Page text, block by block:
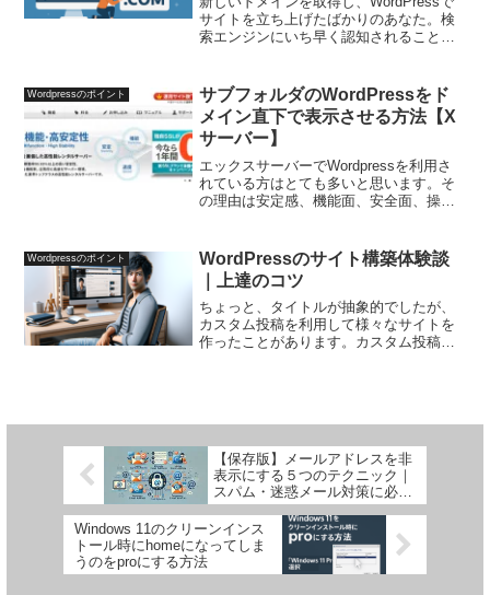
サイトを立ち上げたばかりのあなた。検
索エンジンにいち早く認知されること
イトを迅速に検索結果に表示させるため
の具体的な手順を丁...
Wordpressのポイント
サブフォルダのWordPressをド
メイン直下で表示させる方法【X
サーバー】
エックスサーバーでWordpressを利用さ
れている方はとても多いと思います。そ
の理由は安定感、機能面、安全面、操作
です。Wordpressをインストールする場...
Wordpressのポイント
WordPressのサイト構築体験談
｜上達のコツ
ちょっと、タイトルが抽象的でしたが、
カスタム投稿を利用して様々なサイトを
作ったことがあります。カスタム投稿な
【保存版】メールアドレスを非
表示にする５つのテクニック｜
スパム・迷惑メール対策に必
須！
Windows 11のクリーンインス
トール時にhomeになってしま
うのをproにする方法